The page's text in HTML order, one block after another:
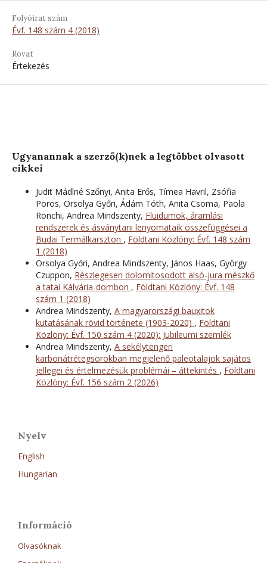
Folyóirat szám
Évf. 148 szám 4 (2018)
Rovat
Értekezés
Ugyanannak a szerző(k)nek a legtöbbet olvasott
cikkei
Judit Mádlné Szőnyi, Anita Erős, Tímea Havril, Zsófia
Poros, Orsolya Győri, Ádám Tóth, Anita Csoma, Paola
Ronchi, Andrea Mindszenty, Fluidumok, áramlási
rendszerek és ásványtani lenyomataik összefüggései a
Budai Termálkarszton , Földtani Közlöny: Évf. 148 szám
1 (2018)
Orsolya Győri, Andrea Mindszenty, János Haas, György
Czuppon, Részlegesen dolomitosodott alsó-jura mészkő
a tatai Kálvária-dombon , Földtani Közlöny: Évf. 148
szám 1 (2018)
Andrea Mindszenty, A magyarországi bauxitok
kutatásának rövid története (1903-2020) , Földtani
Közlöny: Évf. 150 szám 4 (2020): Jubileumi szemlék
Andrea Mindszenty, A sekélytengeri
karbonátrétegsorokban megjelenő paleotalajok sajátos
jellegei és értelmezésük problémái – áttekintés , Földtani
Közlöny: Évf. 156 szám 2 (2026)
Nyelv
English
Hungarian
Információ
Olvasóknak